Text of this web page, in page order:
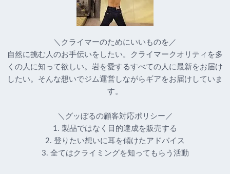
＼クライマーのためにいいものを／
自然に挑む人のお手伝いをしたい。クライマークオリティを多
くの人に知って欲しい。岩を愛するすべての人に最新をお届け
したい。そんな想いでジム運営しながらギアをお届けしていま
す。
＼グッぼるの顧客対応ポリシー／
1. 製品ではなく目的達成を販売する
2. 登りたい想いに耳を傾けたアドバイス
3. 全てはクライミングを知ってもらう活動